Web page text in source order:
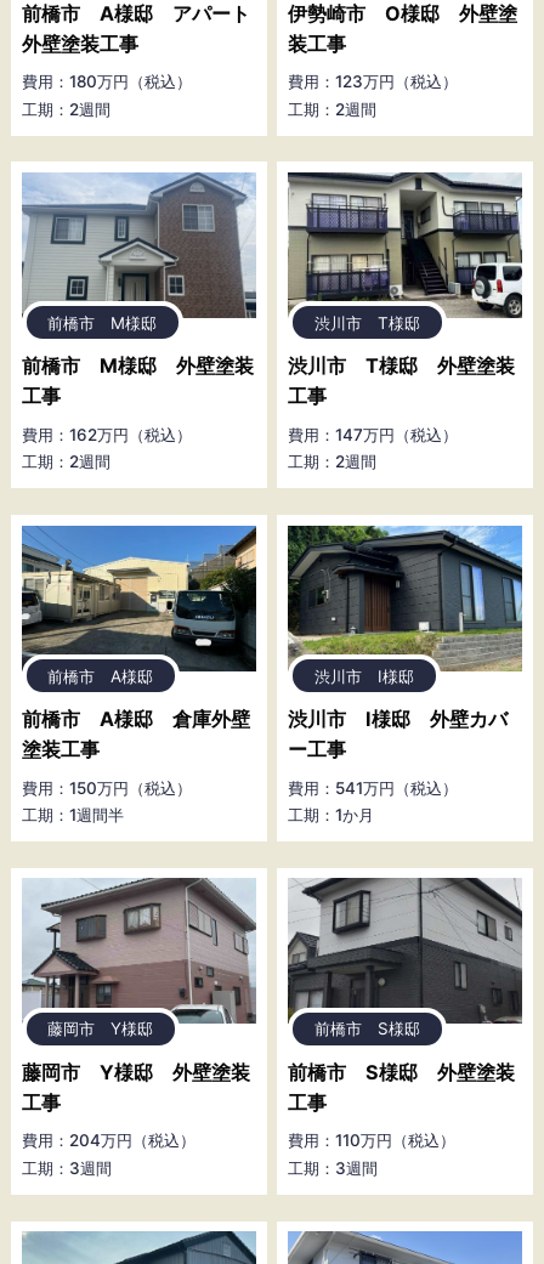
前橋市 A様邸 アパート
外壁塗装工事
費用：180万円（税込）
工期：2週間
伊勢崎市 O様邸 外壁塗
装工事
費用：123万円（税込）
工期：2週間
前橋市 M様邸
前橋市 M様邸 外壁塗装
工事
費用：162万円（税込）
工期：2週間
渋川市 T様邸
渋川市 T様邸 外壁塗装
工事
費用：147万円（税込）
工期：2週間
前橋市 A様邸
前橋市 A様邸 倉庫外壁
塗装工事
費用：150万円（税込）
工期：1週間半
渋川市 I様邸
渋川市 I様邸 外壁カバ
ー工事
費用：541万円（税込）
工期：1か月
藤岡市 Y様邸
藤岡市 Y様邸 外壁塗装
工事
費用：204万円（税込）
工期：3週間
前橋市 S様邸
前橋市 S様邸 外壁塗装
工事
費用：110万円（税込）
工期：3週間